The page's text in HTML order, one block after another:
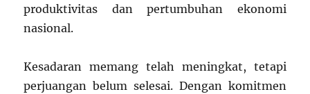
produktivitas dan pertumbuhan ekonomi
nasional.
Kesadaran memang telah meningkat, tetapi
perjuangan belum selesai. Dengan komitmen